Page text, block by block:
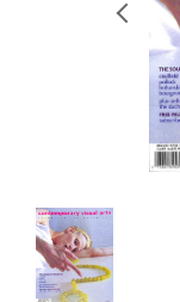
RETRACE
コンサート
スカラシ
CONTACT